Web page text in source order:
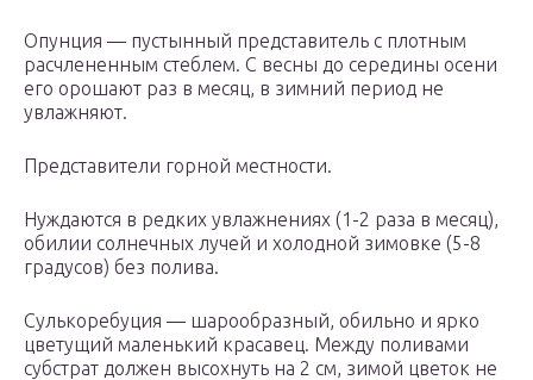
Опунция — пустынный представитель с плотным
расчлененным стеблем. С весны до середины осени
его орошают раз в месяц, в зимний период не
увлажняют.
Представители горной местности.
Нуждаются в редких увлажнениях (1-2 раза в месяц),
обилии солнечных лучей и холодной зимовке (5-8
градусов) без полива.
Сулькоребуция — шарообразный, обильно и ярко
цветущий маленький красавец. Между поливами
субстрат должен высохнуть на 2 см, зимой цветок не